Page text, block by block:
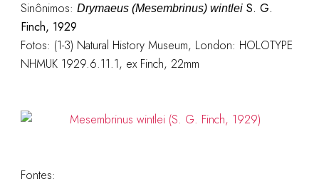
Sinônimos: Drymaeus (Mesembrinus) wintleiS. G.
Finch, 1929
Fotos: (1-3) Natural History Museum, London: HOLOTYPE
NHMUK 1929.6.11.1, ex Finch, 22mm
Fontes: